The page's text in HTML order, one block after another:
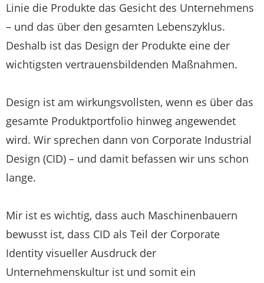
Linie die Produkte das Gesicht des Unternehmens
– und das über den gesamten Lebenszyklus.
Deshalb ist das Design der Produkte eine der
wichtigsten vertrauensbildenden Maßnahmen.
Design ist am wirkungsvollsten, wenn es über das
gesamte Produktportfolio hinweg angewendet
wird. Wir sprechen dann von Corporate Industrial
Design (CID) – und damit befassen wir uns schon
lange.
Mir ist es wichtig, dass auch Maschinenbauern
bewusst ist, dass CID als Teil der Corporate
Identity visueller Ausdruck der
Unternehmenskultur ist und somit ein